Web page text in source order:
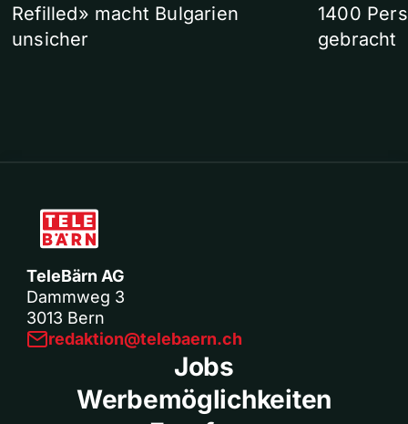
Refilled» macht Bulgarien
unsicher
1400
gebracht
TeleBärn AG
Dammweg 3
3013 Bern
redaktion@telebaern.ch
Jobs
Werbemöglichkeiten